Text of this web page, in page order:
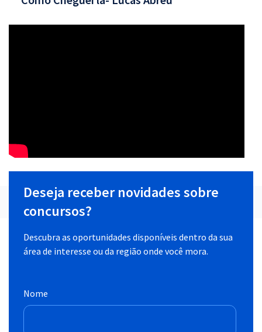
Deseja receber novidades sobre
concursos?
Descubra as oportunidades disponíveis dentro da sua
área de interesse ou da região onde você mora.
Nome